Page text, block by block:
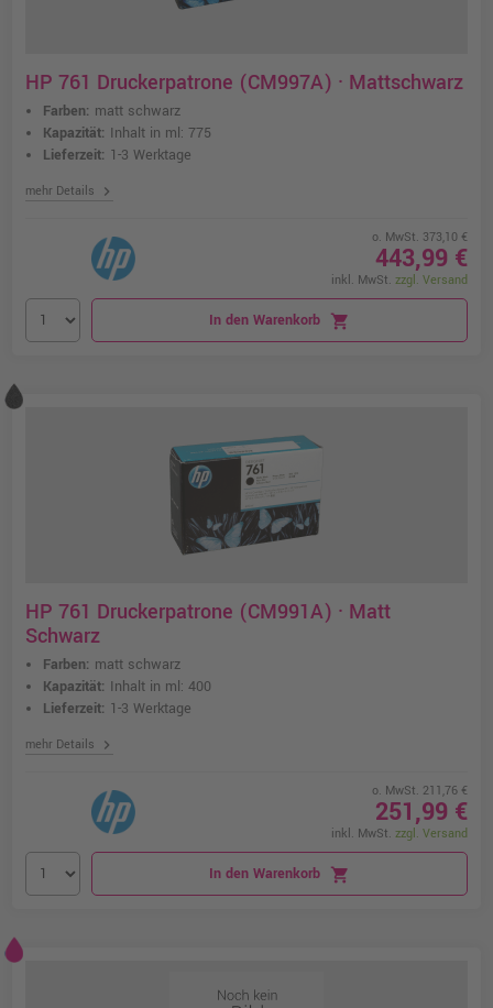
HP 761 Druckerpatrone (CM997A) · Mattschwarz
Farben: matt schwarz
Kapazität: Inhalt in ml: 775
Lieferzeit: 1-3 Werktage
mehr Details chevron_right
o. MwSt. 373,10 €
443,99 €
inkl. MwSt. zzgl. Versand
In den Warenkorb shopping_cart
HP 761 Druckerpatrone (CM991A) · Matt
Schwarz
Farben: matt schwarz
Kapazität: Inhalt in ml: 400
Lieferzeit: 1-3 Werktage
mehr Details chevron_right
o. MwSt. 211,76 €
251,99 €
inkl. MwSt. zzgl. Versand
In den Warenkorb shopping_cart